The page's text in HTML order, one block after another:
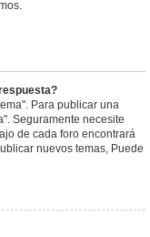
Para publicar una
Seguramente necesite
de cada foro encontrará
nuevos temas, Puede